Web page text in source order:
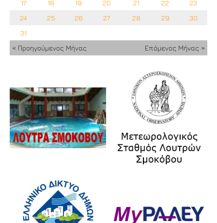
17 18 19 20 21 22
23
24
25 26 27 28 29
30
31
« Προηγούμενος Μήνας
Επόμενος Μήνας »